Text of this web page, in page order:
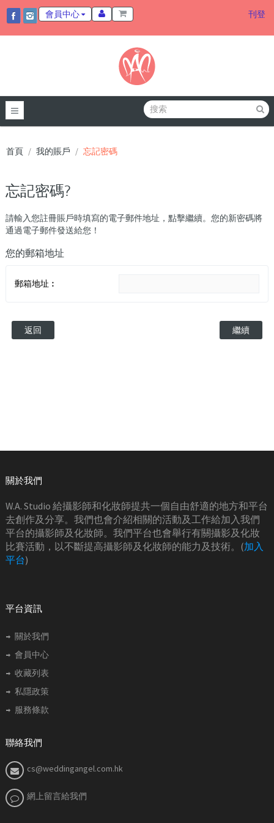
會員中心 刊登
首頁 我的賬戶 忘記密碼
忘記密碼?
請輸入您註冊賬戶時填寫的電子郵件地址，點擊繼續。您的新密碼將
通過電子郵件發送給您！
您的郵箱地址
郵箱地址︰
返回
關於我們
W.A. Studio 給攝影師和化妝師提共一個自由舒適的地方和平台
去創作及分享。我們也會介紹相關的活動及工作給加入我們
平台的攝影師及化妝師。我們平台也會舉行有關攝影及化妝
比賽活動，以不斷提高攝影師及化妝師的能力及技術。(加入
平台)
平台資訊
關於我們
會員中心
收藏列表
私隱政策
服務條款
聯絡我們
cs@weddingangel.com.hk
網上留言給我們